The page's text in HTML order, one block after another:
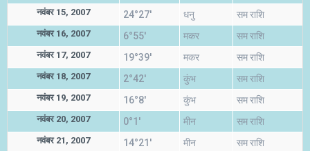
नवंबर 15, 2007 24°27' धनु सम राशि
नवंबर 16, 2007 6°55' मकर सम राशि
नवंबर 17, 2007 19°39' मकर सम राशि
नवंबर 18, 2007 2°42' कुंभ सम राशि
नवंबर 19, 2007 16°8' कुंभ सम राशि
नवंबर 20, 2007 0°1' मीन सम राशि
नवंबर 21, 2007 14°21' मीन सम राशि